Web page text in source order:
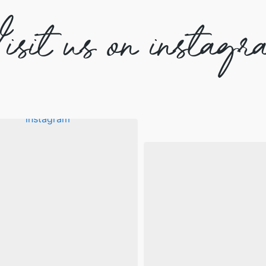
us on